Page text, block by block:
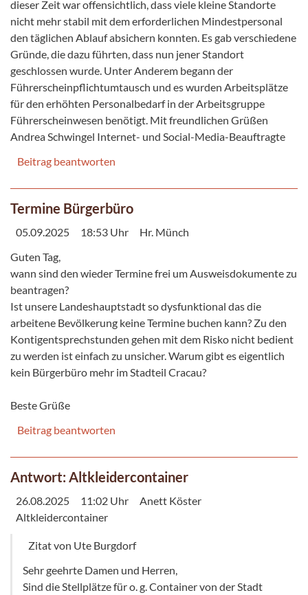
dieser Zeit war offensichtlich, dass viele kleine Standorte
nicht mehr stabil mit dem erforderlichen Mindestpersonal
den täglichen Ablauf absichern konnten. Es gab verschiedene
Gründe, die dazu führten, dass nun jener Standort
geschlossen wurde. Unter Anderem begann der
Führerscheinpflichtumtausch und es wurden Arbeitsplätze
für den erhöhten Personalbedarf in der Arbeitsgruppe
Führerscheinwesen benötigt. Mit freundlichen Grüßen
Andrea Schwingel Internet- und Social-Media-Beauftragte
Beitrag beantworten
Termine Bürgerbüro
05.09.2025 18:53 Uhr
Hr. Münch
Guten Tag,
wann sind den wieder Termine frei um Ausweisdokumente zu
beantragen?
Ist unsere Landeshauptstadt so dysfunktional das die
arbeitene Bevölkerung keine Termine buchen kann? Zu den
Kontigentsprechstunden gehen mit dem Risko nicht bedient
zu werden ist einfach zu unsicher. Warum gibt es eigentlich
kein Bürgerbüro mehr im Stadteil Cracau?
Beste Grüße
Beitrag beantworten
Antwort: Altkleidercontainer
26.08.2025 11:02 Uhr
Anett Köster
Altkleidercontainer
Zitat von Ute Burgdorf
Sehr geehrte Damen und Herren,
Sind die Stellplätze für o. g. Container von der Stadt